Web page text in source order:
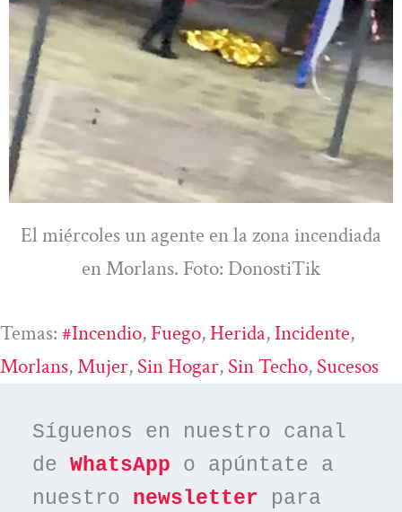
El miércoles un agente en la zona incendiada
en Morlans. Foto: DonostiTik
Temas: #incendio, Fuego, Herida, Incidente
Morlans, Mujer, Sin Hogar, Sin Techo, Sucesos
Síguenos en nuestro canal
de WhatsApp o apúntate a
nuestro newsletter para